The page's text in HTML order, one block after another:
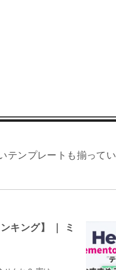
テンプレートも揃って
キング】 ｜ ミ